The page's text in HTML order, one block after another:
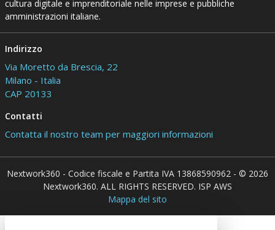
cultura digitale e imprenditoriale nelle imprese e pubbliche
amministrazioni italiane.
Indirizzo
Via Moretto da Brescia, 22
Milano - Italia
CAP 20133
Contatti
Contatta il nostro team per maggiori informazioni
Nextwork360 - Codice fiscale e Partita IVA 13868590962 - © 2026
Nextwork360. ALL RIGHTS RESERVED. ISP AWS
Mappa del sito